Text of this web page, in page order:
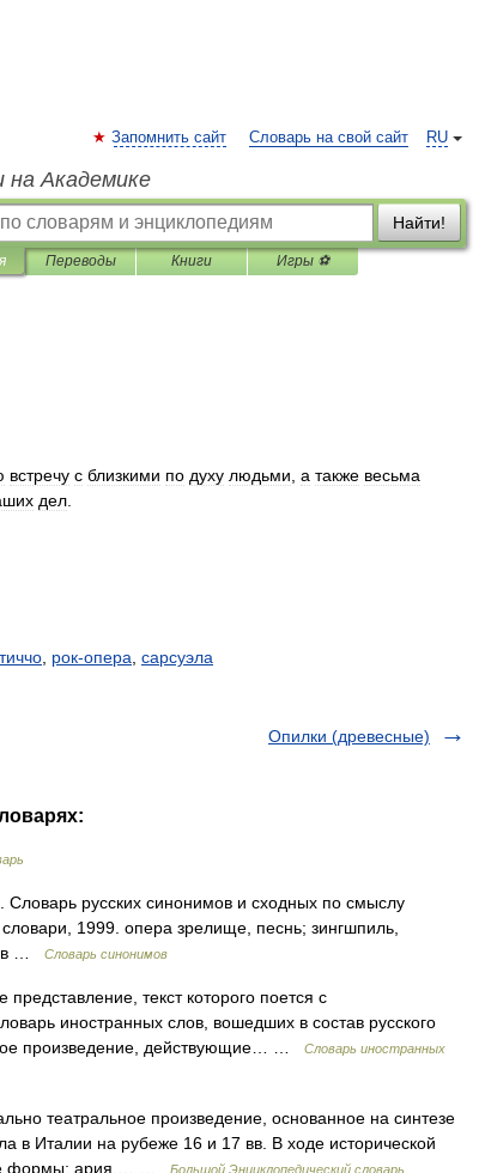
RU
Запомнить сайт Словарь на свой сайт
на Академике
Найти!
Переводы Книги Игры ⚽
встречу с близкими по духу людьми а также весьма
дел
рок-опера сарсуэла
Опилки (древесные)
русских синонимов и сходных по смыслу
1999. опера зрелище, песнь; зингшпиль,
…
Словарь синонимов
текст которого поется с
иностранных слов, вошедших в состав русского
произведение, действующие… …
Словарь иностранных
театральное произведение, основанное на синтезе
в Италии на рубеже 16 и 17 вв. В ходе исторической
формы: ария,… …
Большой Энциклопедический словарь